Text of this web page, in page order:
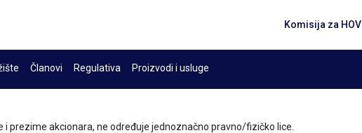
Komisija za HOV
Članovi Regulativa Proizvodi i usluge
i prezime akcionara, ne određuje jednoznačno pravno/fizičko lice.